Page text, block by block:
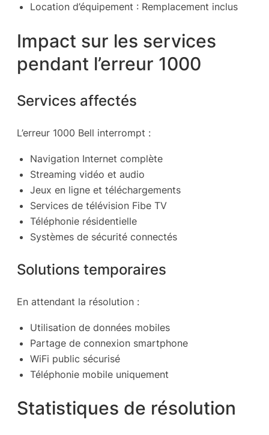
Location d’équipement : Remplacement inclus
Impact sur les services
pendant l’erreur 1000
Services affectés
L’erreur 1000 Bell interrompt :
Navigation Internet complète
Streaming vidéo et audio
Jeux en ligne et téléchargements
Services de télévision Fibe TV
Téléphonie résidentielle
Systèmes de sécurité connectés
Solutions temporaires
En attendant la résolution :
Utilisation de données mobiles
Partage de connexion smartphone
WiFi public sécurisé
Téléphonie mobile uniquement
Statistiques de résolution